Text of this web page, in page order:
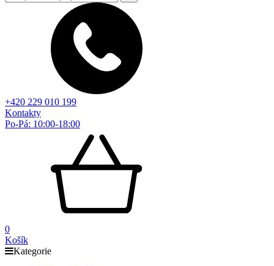
+420 229 010 199
Kontakty
Po-Pá: 10:00-18:00
0
Košík
Kategorie